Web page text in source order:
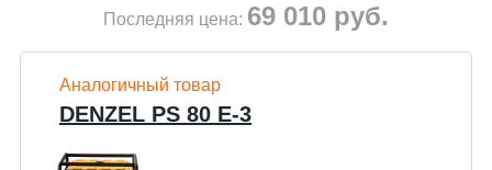
Последняя цена: 69 010 руб.
Аналогичный товар
DENZEL PS 80 E-3